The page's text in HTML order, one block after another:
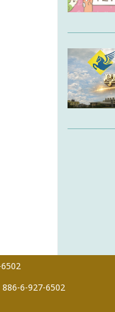
886-6-927-6502